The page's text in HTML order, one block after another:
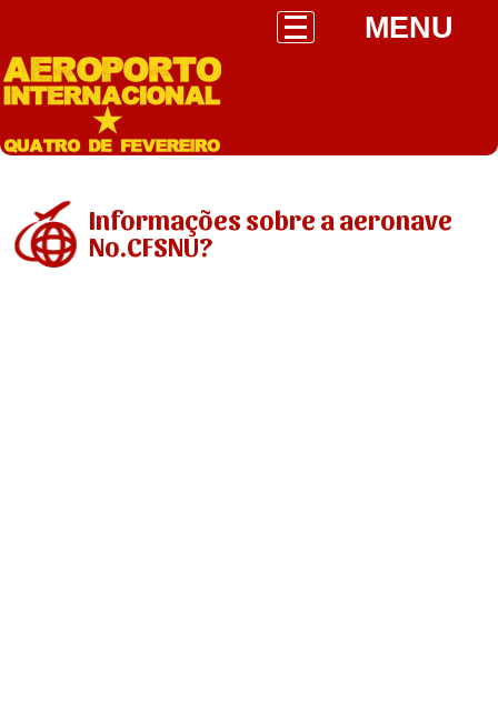
MENU
Informações sobre a aeronave
No.CFSNU?